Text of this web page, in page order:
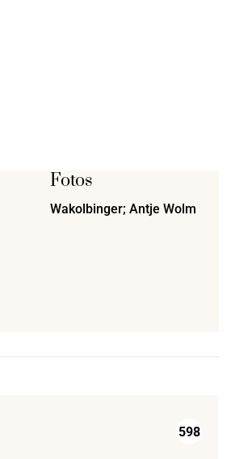
Fotos
Wakolbinger; Antje Wolm
598